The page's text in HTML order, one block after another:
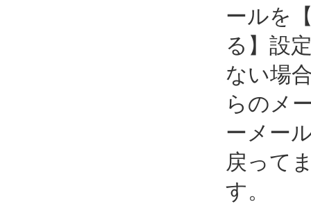
ールを
る】設
ない場
らのメ
ーメー
戻って
す。